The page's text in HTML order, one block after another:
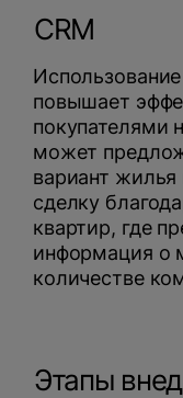
CRM
повышает
покупателями
может
вариант
сделку
квартир, где
информация о
количестве
Этапы